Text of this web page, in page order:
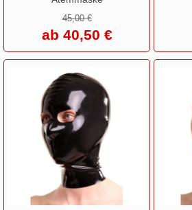
45,00 €
ab 40,50 €